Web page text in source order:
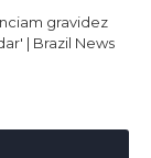
gravidez
| Brazil News